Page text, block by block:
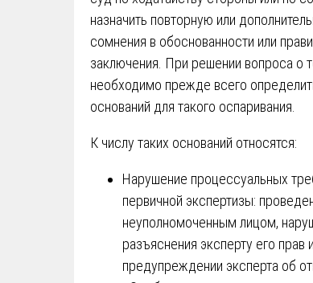
назначить повторную или
сомнения в обоснованности или
заключения. При решении вопроса о
необходимо прежде всего
оснований для такого оспаривания.
К числу таких оснований относятся:
Нарушение процессуальных
первичной экспертизы:
неуполномоченным лицом,
разъяснения эксперту его прав
предупреждении эксперта об